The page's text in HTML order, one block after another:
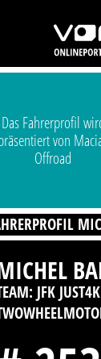
Das Fahrerprofil
von
Offroad
JFK